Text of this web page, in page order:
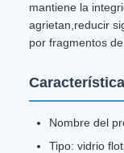
mantiene la
agrietan,reducir
por fragmentos
Nombre del
Tipo: vidrio